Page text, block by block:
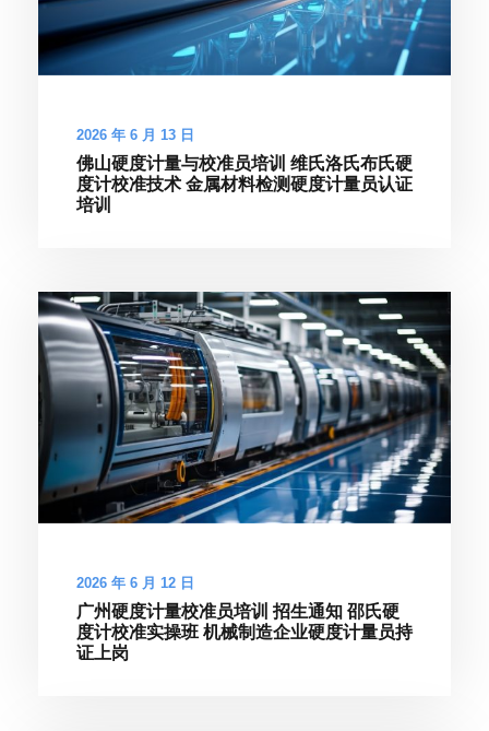
2026 年 6 月 13 日
佛山硬度计量与校准员培训 维氏洛氏布氏硬
度计校准技术 金属材料检测硬度计量员认证
培训
2026 年 6 月 12 日
广州硬度计量校准员培训 招生通知 邵氏硬
度计校准实操班 机械制造企业硬度计量员持
证上岗